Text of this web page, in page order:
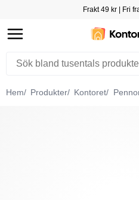
Frakt 49 kr | Fri
Hem Produkter Kontoret